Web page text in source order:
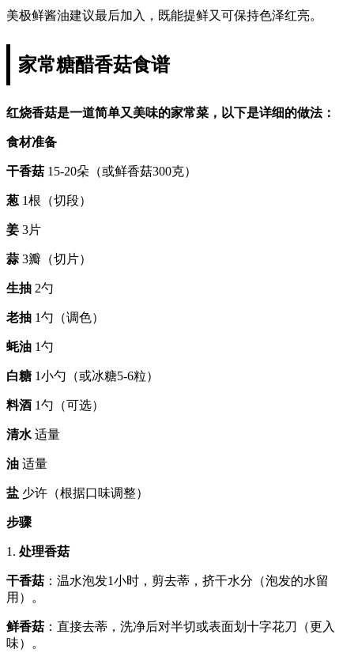
美极鲜酱油建议最后加入，既能提鲜又可保持色泽红亮。
家常糖醋香菇食谱
红烧香菇是一道简单又美味的家常菜，以下是详细的做法：
食材准备
干香菇 15-20朵（或鲜香菇300克）
葱 1根（切段）
姜 3片
蒜 3瓣（切片）
生抽 2勺
老抽 1勺（调色）
蚝油 1勺
白糖 1小勺（或冰糖5-6粒）
料酒 1勺（可选）
清水 适量
油 适量
盐 少许（根据口味调整）
步骤
1. 处理香菇
干香菇 ：温水泡发1小时，剪去蒂，挤干水分（泡发的水留
用）。
鲜香菇 ：直接去蒂，洗净后对半切或表面划十字花刀（更入
味）。